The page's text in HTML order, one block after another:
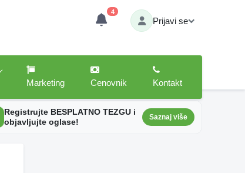
4
Prijavi se
Marketing
Cenovnik Kontakt
Registrujte BESPLATNO TEZGU i
objavljujte oglase!
Saznaj više